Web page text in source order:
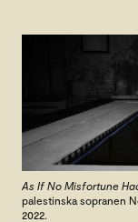
As If No Misfortune
palestinska sopranen
2022.